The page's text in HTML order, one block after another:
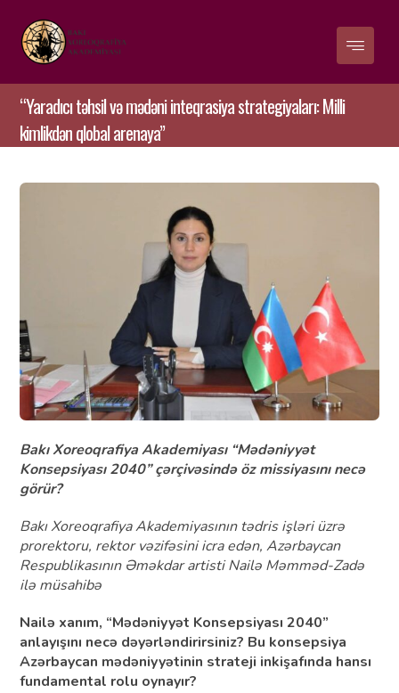
“Yaradıcı təhsil və mədəni inteqrasiya strategiyaları: Milli
kimlikdən qlobal arenaya”
Bakı Xoreoqrafiya Akademiyası “Mədəniyyət
Konsepsiyası 2040” çərçivəsində öz missiyasını necə
görür?
Bakı Xoreoqrafiya Akademiyasının tədris işləri üzrə
prorektoru, rektor vəzifəsini icra edən, Azərbaycan
Respublikasının Əməkdar artisti Nailə Məmməd-Zadə
ilə müsahibə
Nailə xanım, “Mədəniyyət Konsepsiyası 2040”
anlayışını necə dəyərləndirirsiniz? Bu konsepsiya
Azərbaycan mədəniyyətinin strateji inkişafında hansı
fundamental rolu oynayır?